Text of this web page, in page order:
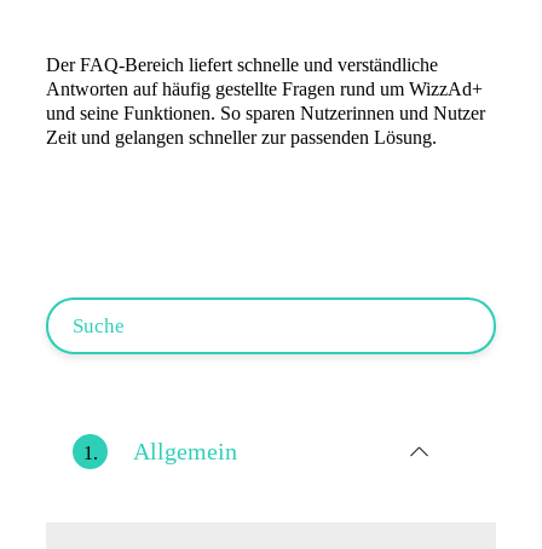
Der FAQ-Bereich liefert schnelle und verständliche
Antworten auf häufig gestellte Fragen rund um WizzAd+
und seine Funktionen. So sparen Nutzerinnen und Nutzer
Zeit und gelangen schneller zur passenden Lösung.
1. Allgemein